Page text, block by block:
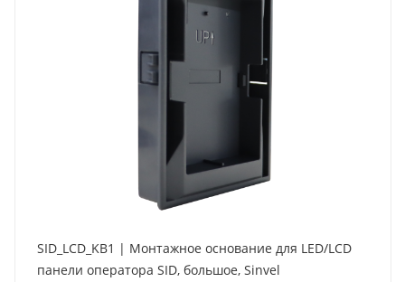
SID_LCD_KB1 | Монтажное основание для LED/LCD
панели оператора SID, большое, Sinvel